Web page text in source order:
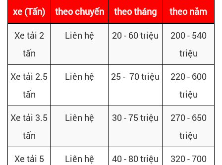
xe (Tấn)
theo chuyến
theo tháng
theo năm
Xe tải 2
tấn
Liên hệ 20 - 60 triệu
200 - 540
triệu
Xe tải 2.5
tấn
Liên hệ 25 - 70 triệu
220 - 600
triệu
Xe tải 3.5
tấn
Liên hệ 30 - 75 triệu
270 - 650
triệu
Xe tải 5
Liên hệ 40 - 80 triệu
320 - 700